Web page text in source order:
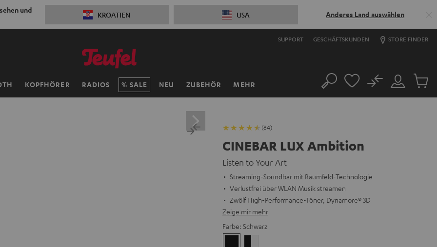
und
KROATIEN USA Anderes Land auswählen
SUPPORT GESCHÄFTSKUNDEN STORE FINDER
KOPFHÖRER RADIOS SALE NEU ZUBEHÖR MEHR Suche
Mein
Konto
No
Artikel
(84)
CINEBAR LUX Ambition
Listen to Your Art
Streaming-Soundbar mit Raumfeld-Technologie
Verlustfrei über WLAN Musik streamen
Zwölf High-Performance-Töner, Dynamore® 3D
Zeige mir mehr
Farbe: Schwarz